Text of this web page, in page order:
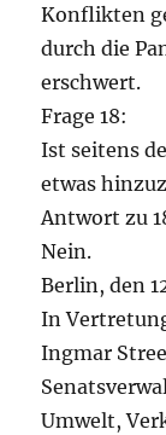
Konflikten
durch die
erschwert.
Frage 18:
Ist seitens
etwas
Antwort zu
Nein.
Berlin, den
In
Ingmar
Umwelt,